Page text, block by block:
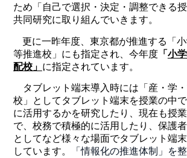
ため「自己で選択・決定・調整できる
共同研究に取り組んでいきます。
更に一昨年度、東京都が推進する「
等推進校」にも指定され、今年度「 小
配校」 に指定されています。
タブレット端末導入時には「産・学
校」としてタブレット端末を授業の中
に活用するかを研究したり、現在も授
で、校務で積極的に活用したり、保護
としてなど様々な場面でタブレット端
しています。
「情報化の推進体制」を